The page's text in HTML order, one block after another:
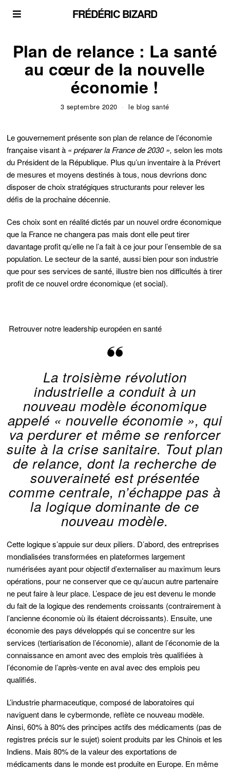
FRÉDÉRIC BIZARD
Plan de relance : La santé
au cœur de la nouvelle
économie !
3 septembre 2020 le blog santé
Le gouvernement présente son plan de relance de l’économie
française visant à « préparer la France de 2030 », selon les mots
du Président de la République. Plus qu’un inventaire à la Prévert
de mesures et moyens destinés à tous, nous devrions donc
disposer de choix stratégiques structurants pour relever les
défis de la prochaine décennie.
Ces choix sont en réalité dictés par un nouvel ordre économique
que la France ne changera pas mais dont elle peut tirer
davantage profit qu’elle ne l’a fait à ce jour pour l’ensemble de sa
population. Le secteur de la santé, aussi bien pour son industrie
que pour ses services de santé, illustre bien nos difficultés à tirer
profit de ce nouvel ordre économique (et social).
Retrouver notre leadership européen en santé
La troisième révolution
industrielle a conduit à un
nouveau modèle économique
appelé « nouvelle économie », qui
va perdurer et même se renforcer
suite à la crise sanitaire. Tout plan
de relance, dont la recherche de
souveraineté est présentée
comme centrale, n’échappe pas à
la logique dominante de ce
nouveau modèle.
Cette logique s’appuie sur deux piliers. D’abord, des entreprises
mondialisées transformées en plateformes largement
numérisées ayant pour objectif d’externaliser au maximum leurs
opérations, pour ne conserver que ce qu’aucun autre partenaire
ne peut faire à leur place. L’espace de jeu est devenu le monde
du fait de la logique des rendements croissants (contrairement à
l’ancienne économie où ils étaient décroissants). Ensuite, une
économie des pays développés qui se concentre sur les
services (tertiarisation de l’économie), allant de l’économie de la
connaissance en amont avec des emplois très qualifiées à
l’économie de l’après-vente en aval avec des emplois peu
qualifiés.
L’industrie pharmaceutique, composé de laboratoires qui
naviguent dans le cybermonde, reflète ce nouveau modèle.
Ainsi, 60% à 80% des principes actifs des médicaments (pas de
registres précis sur le sujet) soient produits par les Chinois et les
Indiens. Mais 80% de la valeur des exportations de
médicaments dans le monde est produite en Europe. En même